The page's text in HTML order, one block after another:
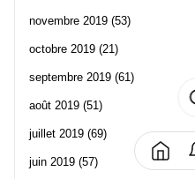
novembre 2019 (53)
octobre 2019 (21)
septembre 2019 (61)
août 2019 (51)
juillet 2019 (69)
juin 2019 (57)